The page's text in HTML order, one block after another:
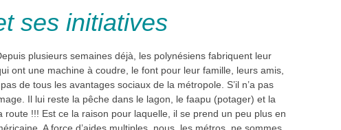
ses initiatives
plusieurs semaines déjà, les polynésiens fabriquent leur
ont une machine à coudre, le font pour leur famille, leurs amis,
de tous les avantages sociaux de la métropole. S’il n’a pas
Il lui reste la pêche dans le lagon, le faapu (potager) et la
!!! Est ce la raison pour laquelle, il se prend un peu plus en